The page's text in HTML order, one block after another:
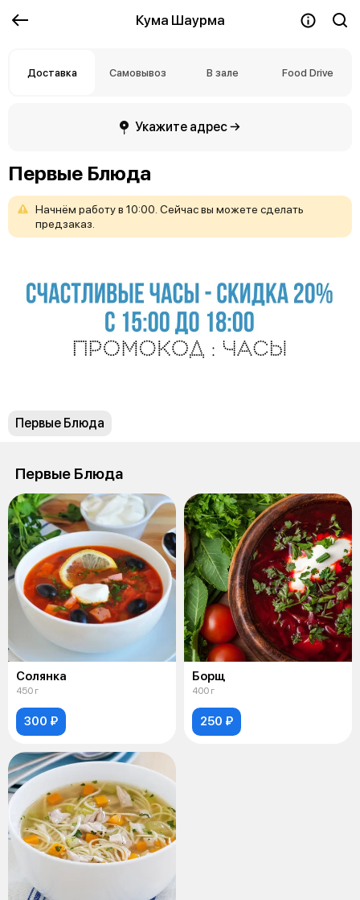
Кума Шаурма
Доставка Самовывоз В зале Food Drive
Укажите адрес →
Первые Блюда
Начнём работув 10:00. Сейчасвы можете сделать
предзаказ.
Первые Блюда
Первые Блюда
Солянка
450 г
300 ₽
Борщ
400 г
250 ₽